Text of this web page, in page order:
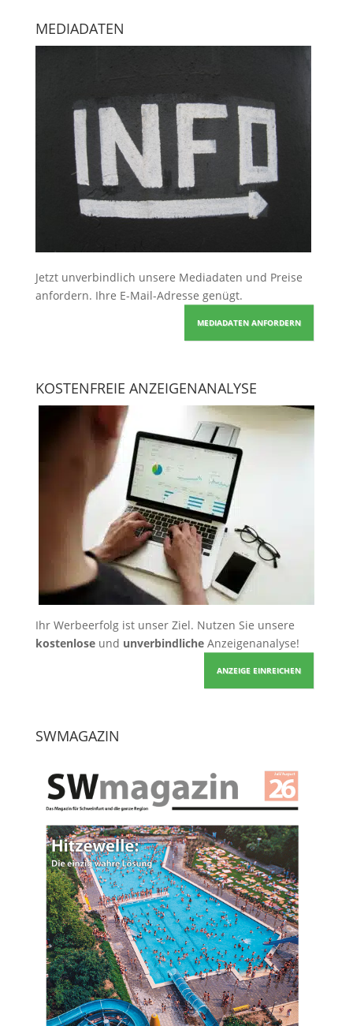
MEDIADATEN
Jetzt unverbindlich unsere Mediadaten und Preise
anfordern. Ihre E-Mail-Adresse genügt.
MEDIADATEN ANFORDERN
KOSTENFREIE ANZEIGENANALYSE
Ihr Werbeerfolg ist unser Ziel. Nutzen Sie unsere
kostenloseund unverbindlicheAnzeigenanalyse!
ANZEIGE EINREICHEN
SWMAGAZIN